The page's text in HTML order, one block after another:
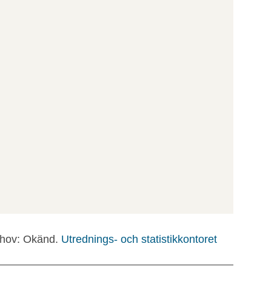
Okänd. Utrednings- och statistikkontoret